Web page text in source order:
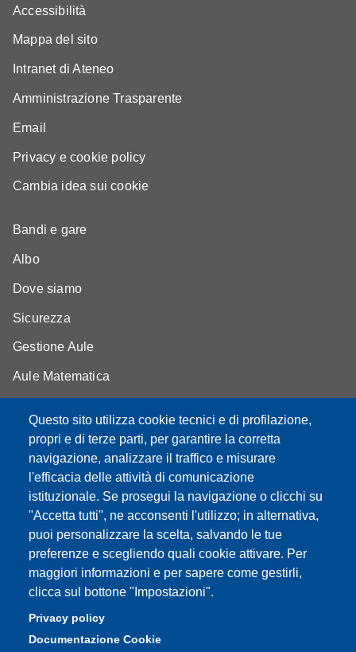
Questo sito utilizza cookie tecnici e di profilazione,
propri e di terze parti, per garantire la corretta
navigazione, analizzare il traffico e misurare
l'efficacia delle attività di comunicazione
istituzionale. Se prosegui la navigazione o clicchi su
"Accetta tutti", ne acconsenti l'utilizzo; in alternativa,
puoi personalizzare la scelta, salvando le tue
preferenze e scegliendo quali cookie attivare. Per
maggiori informazioni e per sapere come gestirli,
clicca sul bottone "Impostazioni".
Privacy policy
Documentazione Cookie
Accessibilità
Mappa del sito
Intranet di Ateneo
Amministrazione Trasparente
Email
Privacy e cookie policy
Cambia idea sui cookie
Bandi e gare
Albo
Dove siamo
Sicurezza
Gestione Aule
Aule Matematica
Portale studenti
Moodle didattica online
Partita IVA: 00427620364
Dipartimento di Scienze Fisiche, Informatiche, Matematiche
Sede: Via Campi 213/A - 41125 Modena, Italy
dipfim@pec.unimore.it
Tel.: +39 059 205 5243; Fax: +39 059 205 5235